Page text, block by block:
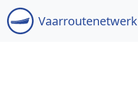
Vaarroutenetwerk